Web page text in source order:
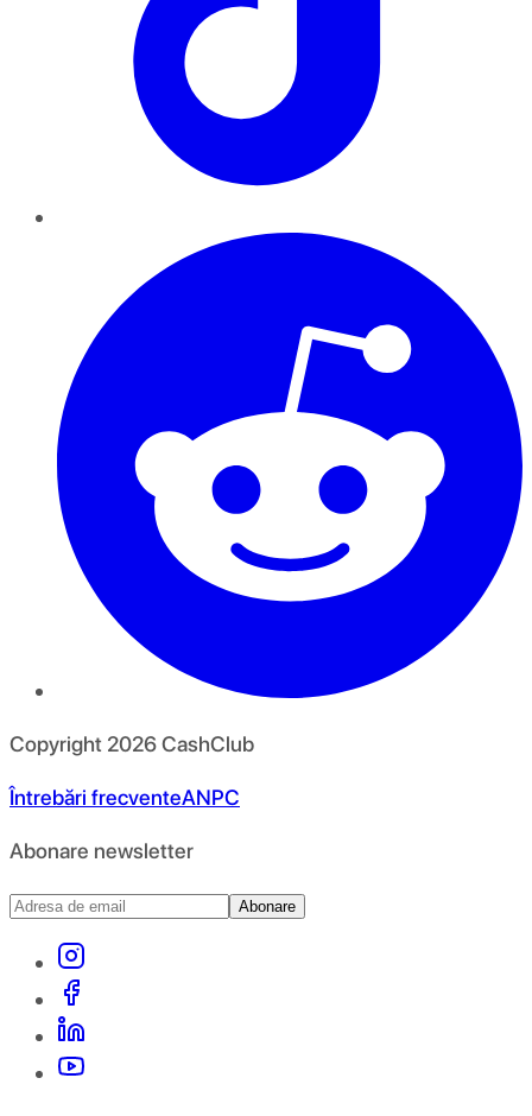
Copyright 2026CashClub
Întrebări frecventeANPC
Abonare newsletter
Abonare